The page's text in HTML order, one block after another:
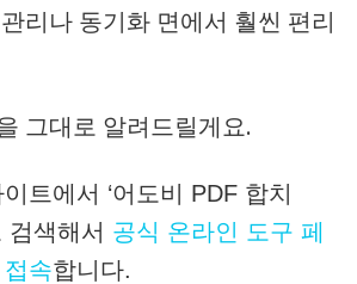
리나 동기화 면에서 훨씬 편리
그대로 알려드릴게요.
트에서 ‘어도비 PDF 합치
검색해서 공식 온라인 도구 페
속합니다.